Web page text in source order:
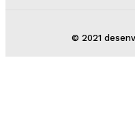
© 2021